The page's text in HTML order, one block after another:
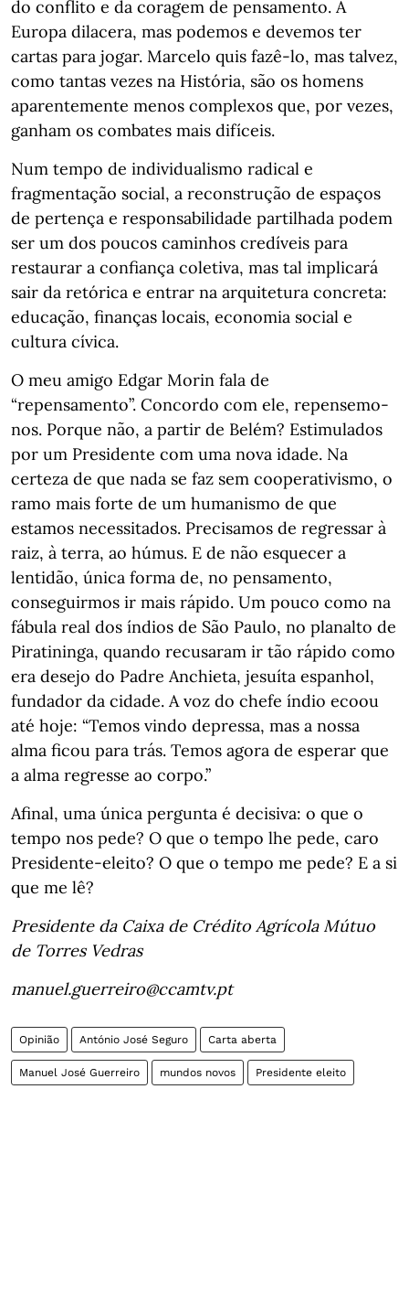
do conflito e da coragem de pensamento. A
Europa dilacera, mas podemos e devemos ter
cartas para jogar. Marcelo quis fazê-lo, mas talvez,
como tantas vezes na História, são os homens
aparentemente menos complexos que, por vezes,
ganham os combates mais difíceis.
Num tempo de individualismo radical e
fragmentação social, a reconstrução de espaços
de pertença e responsabilidade partilhada podem
ser um dos poucos caminhos credíveis para
restaurar a confiança coletiva, mas tal implicará
sair da retórica e entrar na arquitetura concreta:
educação, finanças locais, economia social e
cultura cívica.
O meu amigo Edgar Morin fala de
“repensamento”. Concordo com ele, repensemo-
nos. Porque não, a partir de Belém? Estimulados
por um Presidente com uma nova idade. Na
certeza de que nada se faz sem cooperativismo, o
ramo mais forte de um humanismo de que
estamos necessitados. Precisamos de regressar à
raiz, à terra, ao húmus. E de não esquecer a
lentidão, única forma de, no pensamento,
conseguirmos ir mais rápido. Um pouco como na
fábula real dos índios de São Paulo, no planalto de
Piratininga, quando recusaram ir tão rápido como
era desejo do Padre Anchieta, jesuíta espanhol,
fundador da cidade. A voz do chefe índio ecoou
até hoje: “Temos vindo depressa, mas a nossa
alma ficou para trás. Temos agora de esperar que
a alma regresse ao corpo.”
Afinal, uma única pergunta é decisiva: o que o
tempo nos pede? O que o tempo lhe pede, caro
Presidente-eleito? O que o tempo me pede? E a si
que me lê?
Presidente da Caixa de Crédito Agrícola Mútuo
de Torres Vedras
manuel.guerreiro@ccamtv.pt
Opinião António José Seguro Carta aberta
Manuel José Guerreiro mundos novos Presidente eleito